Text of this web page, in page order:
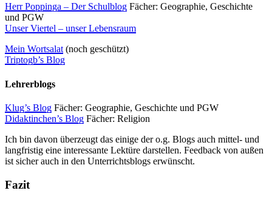
Herr Poppinga – Der Schulblog Fächer: Geographie, Geschichte
und PGW
Unser Viertel – unser Lebensraum
Mein Wortsalat (noch geschützt)
Triptogb’s Blog
Lehrerblogs
Klug’s Blog Fächer: Geographie, Geschichte und PGW
Didaktinchen’s Blog Fächer: Religion
Ich bin davon überzeugt das einige der o.g. Blogs auch mittel- und
langfristig eine interessante Lektüre darstellen. Feedback von außen
ist sicher auch in den Unterrichtsblogs erwünscht.
Fazit